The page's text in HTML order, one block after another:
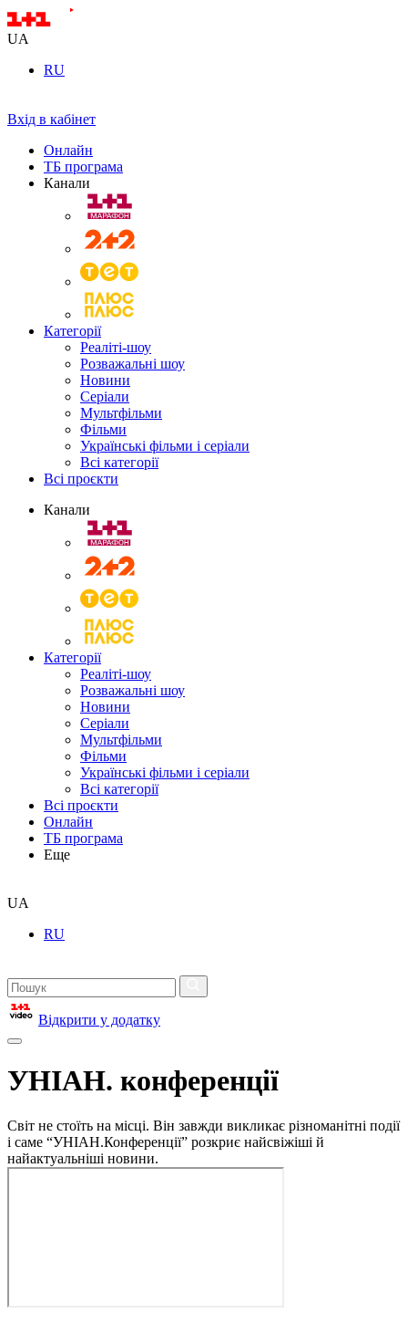
UA
RU
Вхід в кабінет
Онлайн
ТБ програма
Канали
Категорії
Реаліті-шоу
Розважальні шоу
Новини
Серіали
Мультфільми
Фільми
Українські фільми і серіали
Всі категорії
Всі проєкти
Канали
Категорії
Реаліті-шоу
Розважальні шоу
Новини
Серіали
Мультфільми
Фільми
Українські фільми і серіали
Всі категорії
Всі проєкти
Онлайн
ТБ програма
Еще
UA
RU
Відкрити у додатку
УНІАН. конференції
Світ не стоїть на місці. Він завжди викликає різноманітні події
і саме “УНІАН.Конференції” розкриє найсвіжіші й
найактуальніші новини.